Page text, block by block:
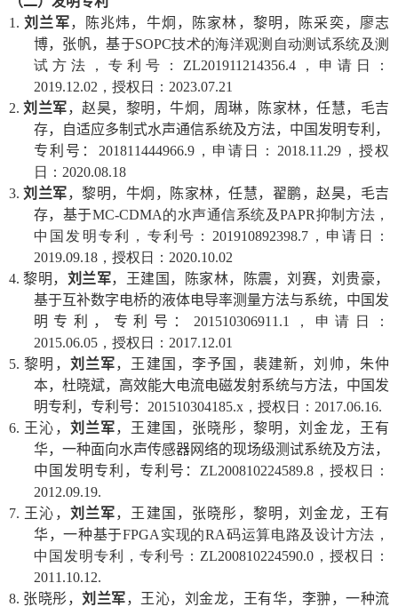
1.刘兰军，陈兆炜，牛炯，陈家林，黎明，陈采奕，廖志
博，张帆，基于SOPC技术的海洋观测自动测试系统及测
试方法，专利号： ZL201911214356.4，申请日：
2019.12.02 ，授权日： 2023.07.21
2.刘兰军，赵昊，黎明，牛炯，周琳，陈家林，任慧，毛吉
存，自适应多制式水声通信系统及方法，中国发明专利，
专利号： 201811444966.9，申请日： 2018.11.29，授权
日： 2020.08.18
3.刘兰军，黎明，牛炯，陈家林，任慧，翟鹏，赵昊，毛吉
存，基于MC-CDMA的水声通信系统及PAPR抑制方法，
中国发明专利，专利号： 201910892398.7，申请日：
2019.09.18，授权日： 2020.10.02
4.黎明， 刘兰军，王建国，陈家林，陈震，刘赛，刘贵豪，
基于互补数字电桥的液体电导率测量方法与系统，中国发
明专利，专利号： 201510306911.1
，申请日：
2015.06.05，授权日： 2017.12.01
5.黎明， 刘兰军，王建国，李予国，裴建新，刘帅，朱仲
本，杜晓斌，高效能大电流电磁发射系统与方法，中国发
明专利，专利号： 201510304185.x，授权日： 2017.06.16.
6. 王沁， 刘兰军，王建国，张晓彤，黎明，刘金龙，王有
华，一种面向水声传感器网络的现场级测试系统及方法，
中国发明专利，专利号： ZL200810224589.8，授权日：
2012.09.19.
7. 王沁， 刘兰军，王建国，张晓彤，黎明，刘金龙，王有
华，一种基于FPGA 实现的RA码运算电路及设计方法，
中国发明专利，专利号： ZL200810224590.0，授权日：
2011.10.12.
8. 张晓彤，刘兰军，王沁，刘金龙，王有华，李翀，一种流